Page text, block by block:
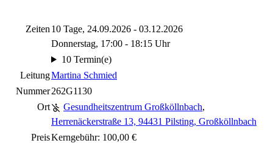
Zeiten 10 Tage, 24.09.2026 - 03.12.2026
Donnerstag, 17:00 - 18:15 Uhr
10 Termin(e)
LeitungMartina Schmied
Nummer262G1130
Ort
Gesundheitszentrum Großköllnbach,
Herrenäckerstraße 13, 94431 Pilsting, Großköllnbach
PreisKerngebühr: 100,00 €